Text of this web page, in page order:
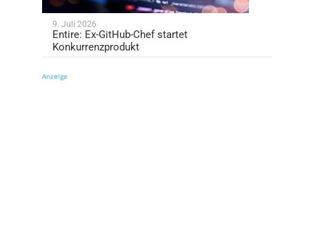
9. Juli 2026
Entire: Ex-GitHub-Chef startet
Konkurrenzprodukt
Anzeige